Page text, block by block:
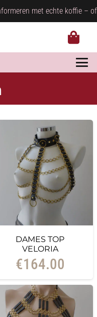
met echte koffie –
DAMES TOP
VELORIA
€164.00